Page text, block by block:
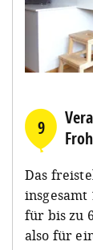
9
Das
insgesamt
für bis zu
also für